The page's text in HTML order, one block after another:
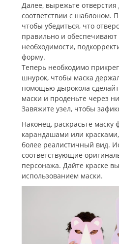
Далее, вырежьте отверстия
соответствии с шаблоном.
чтобы убедиться, что
правильно и
необходимости,
форму.
Теперь необходимо
шнурок, чтобы маска
помощью дырокола
маски и проденьте через
Завяжите узел, чтобы
Наконец, раскрасьте маску
карандашами или
более реалистичный вид.
соответствующие
персонажа. Дайте краске
использованием маски.